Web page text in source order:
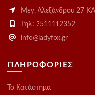
Μεγ. Αλεξάνδρου 27
Τηλ: 2511112352
info@ladyfox.gr
ΠΛΗΡΟΦΟΡΙΕΣ
Το Kατάστημα